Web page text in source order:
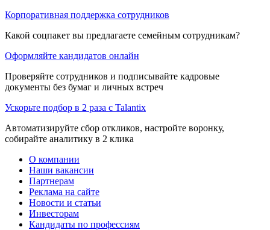
Корпоративная поддержка сотрудников
Какой соцпакет вы предлагаете семейным сотрудникам?
Оформляйте кандидатов онлайн
Проверяйте сотрудников и подписывайте кадровые
документы без бумаг и личных встреч
Ускорьте подбор в 2 раза с Talantix
Автоматизируйте сбор откликов, настройте воронку,
собирайте аналитику в 2 клика
О компании
Наши вакансии
Партнерам
Реклама на сайте
Новости и статьи
Инвесторам
Кандидаты по профессиям